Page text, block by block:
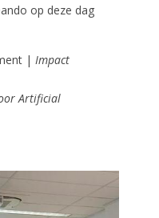
op deze dag
| Impact
Artificial